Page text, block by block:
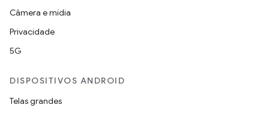
Câmera e mídia
Privacidade
5G
DISPOSITIVOS ANDROID
Telas grandes